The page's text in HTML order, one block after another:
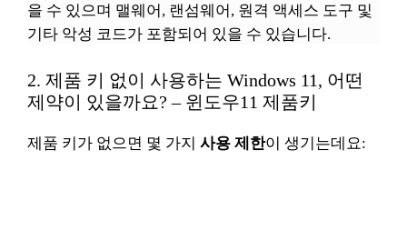
을 수 있으며 맬웨어, 랜섬웨어, 원격 액세스 도구 및
기타 악성 코드가 포함되어 있을 수 있습니다.
2. 제품 키 없이 사용하는 Windows 11, 어떤
제약이 있을까요? – 윈도우11 제품키
제품 키가 없으면 몇 가지 사용 제한이 생기는데요: